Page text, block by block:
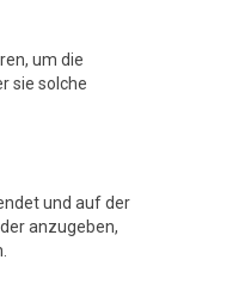
um die
sie solche
und auf der
anzugeben,